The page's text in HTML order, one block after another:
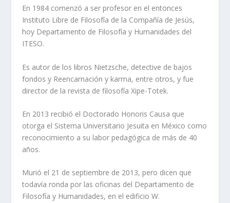
En 1984 comenzó a ser profesor en el entonces
Instituto Libre de Filosofía de la Compañía de Jesús,
hoy Departamento de Filosofía y Humanidades del
ITESO.
Es autor de los libros Nietzsche, detective de bajos
fondos y Reencarnación y karma, entre otros, y fue
director de la revista de filosofía Xipe-Totek.
En 2013 recibió el Doctorado Honoris Causa que
otorga el Sistema Universitario Jesuita en México como
reconocimiento a su labor pedagógica de más de 40
años.
Murió el 21 de septiembre de 2013, pero dicen que
todavía ronda por las oficinas del Departamento de
Filosofía y Humanidades, en el edificio W.